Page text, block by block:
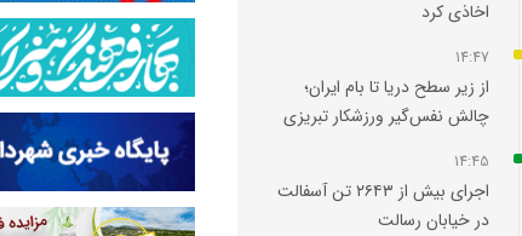
اخاذی کرد
14:47
از زیر سطح دریا تا بام ایران؛
چالش نفس‌گیر ورزشکار تبریزی
14:45
اجرای بیش از ۲۶۴۳ تن آسفالت
در خیابان رسالت